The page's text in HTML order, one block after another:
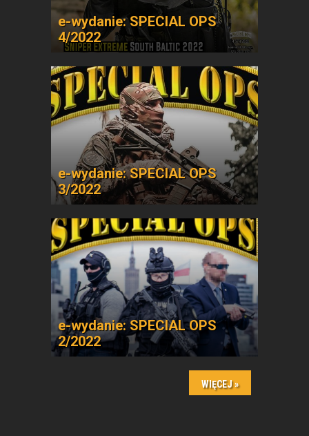
e-wydanie: SPECIAL OPS
4/2022
e-wydanie: SPECIAL OPS
3/2022
e-wydanie: SPECIAL OPS
2/2022